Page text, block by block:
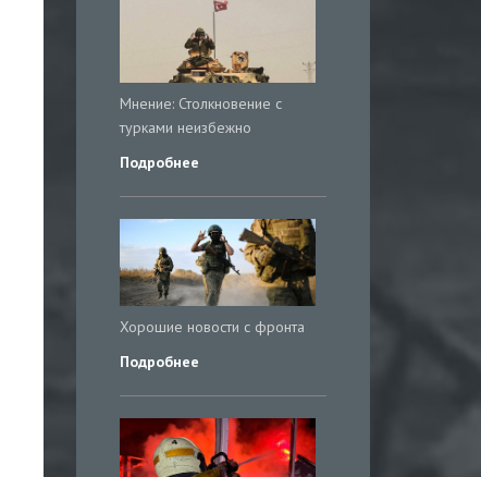
Мнение: Столкновение с
турками неизбежно
Подробнее
Хорошие новости с фронта
Подробнее